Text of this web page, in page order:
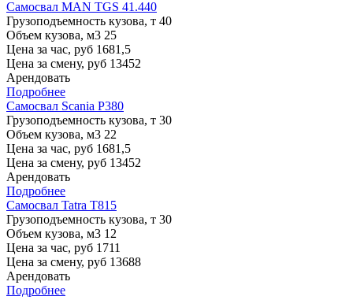
Самосвал MAN TGS 41.440
Грузоподъемность кузова, т 40
Объем кузова, м3 25
Цена за час, руб 1681,5
Цена за смену, руб 13452
Арендовать
Подробнее
Самосвал Scania P380
Грузоподъемность кузова, т 30
Объем кузова, м3 22
Цена за час, руб 1681,5
Цена за смену, руб 13452
Арендовать
Подробнее
Самосвал Tatra T815
Грузоподъемность кузова, т 30
Объем кузова, м3 12
Цена за час, руб 1711
Цена за смену, руб 13688
Арендовать
Подробнее